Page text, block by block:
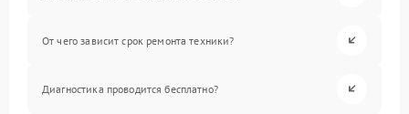
От чего зависит срок ремонта техники?
Диагностика проводится бесплатно?